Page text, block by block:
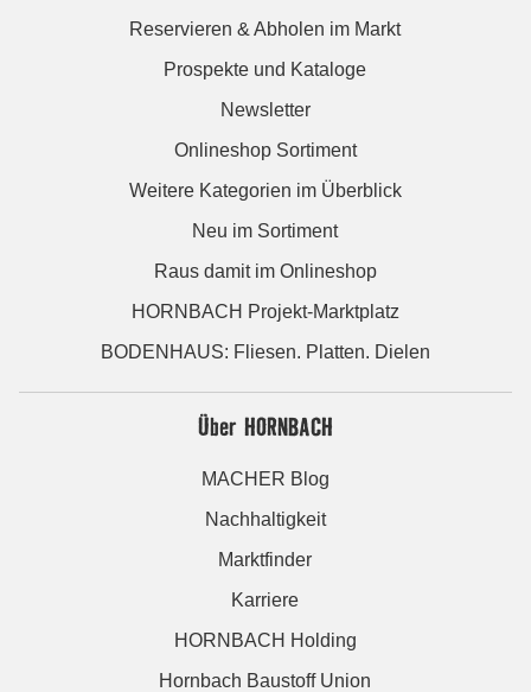
Reservieren & Abholen im Markt
Prospekte und Kataloge
Newsletter
Onlineshop Sortiment
Weitere Kategorien im Überblick
Neu im Sortiment
Raus damit im Onlineshop
HORNBACH Projekt-Marktplatz
BODENHAUS: Fliesen. Platten. Dielen
Über HORNBACH
MACHER Blog
Nachhaltigkeit
Marktfinder
Karriere
HORNBACH Holding
Hornbach Baustoff Union